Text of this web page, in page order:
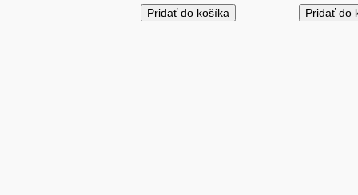
Pridať do košíka Pridať do